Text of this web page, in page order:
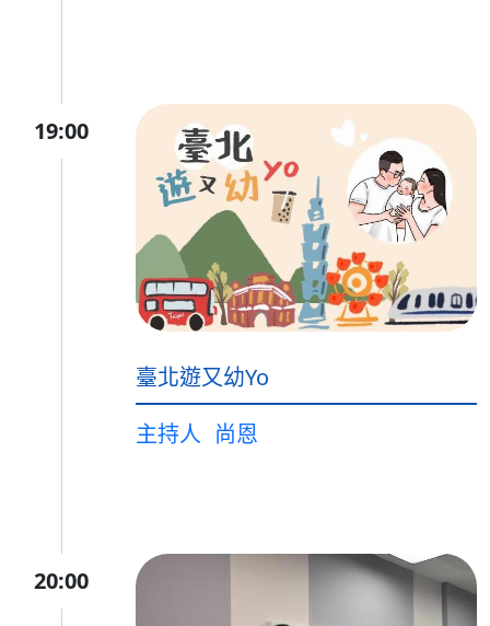
19:00
臺北遊又幼Yo
主持人 尚恩
20:00